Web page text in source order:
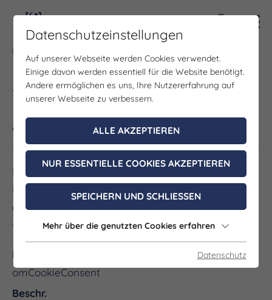
Gruppenportal
Übersicht der verwendeten Cookies
Gruppe: Essentiell
Essentielle Cookies werden für grundlegende
Funktionen der Webseite benötigt. Dadurch ist
gewährleistet, dass die Webseite einwandfrei
funktioniert.
Name
omCookieConsent
Beschr.
Datenschutzeinstellungen
Auf unserer Webseite werden Cookies verwendet.
Einige davon werden essentiell für die Website benötigt.
Andere ermöglichen es uns, Ihre Nutzererfahrung auf
unserer Webseite zu verbessern.
ALLE AKZEPTIEREN
NUR ESSENTIELLE COOKIES AKZEPTIEREN
SPEICHERN UND SCHLIESSEN
Mehr über die genutzten Cookies erfahren
Datenschutz